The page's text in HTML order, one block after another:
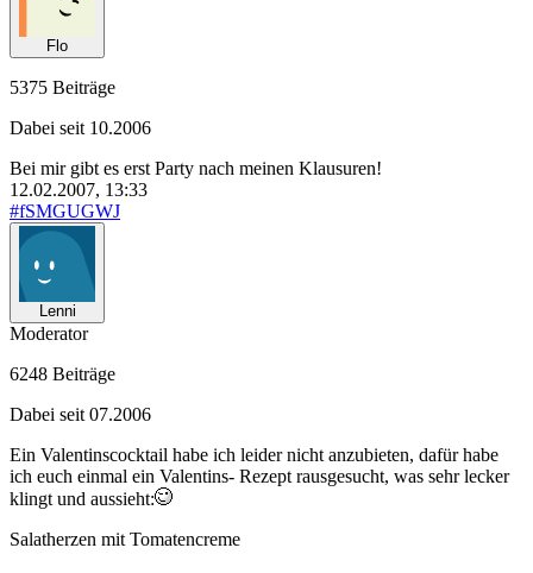
Flo
5375 Beiträge
Dabei seit 10.2006
Bei mir gibt es erst Party nach meinen Klausuren!
12.02.2007, 13:33
#fSMGUGWJ
Lenni
Moderator
6248 Beiträge
Dabei seit 07.2006
Ein Valentinscocktail habe ich leider nicht anzubieten, dafür habe
ich euch einmal ein Valentins- Rezept rausgesucht, was sehr lecker
klingt und aussieht:
Salatherzen mit Tomatencreme